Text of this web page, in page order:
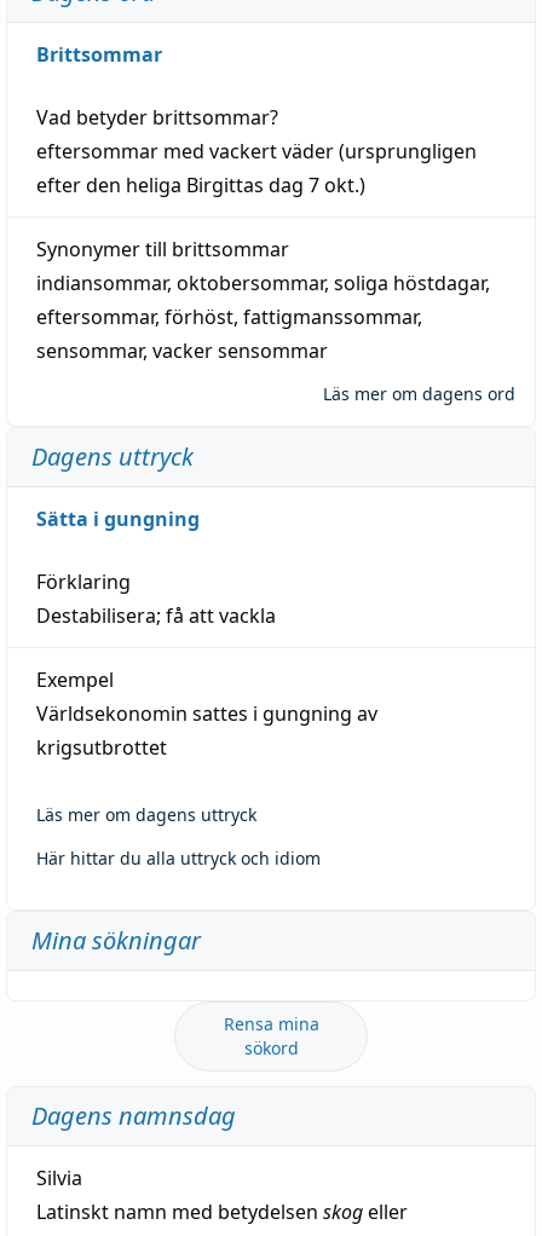
Brittsommar
Vad betyder brittsommar?
eftersommar med vackertväder(ursprungligen
efter den heliga Birgittas dag 7 okt.)
Synonymer till brittsommar
indiansommar, oktobersommar, soliga höstdagar,
eftersommar, förhöst, fattigmanssommar,
sensommar, vacker sensommar
Läs mer om dagens ord
Dagens uttryck
Sätta i gungning
Förklaring
Destabilisera; få att vackla
Exempel
Världsekonomin sattes i gungning av
krigsutbrottet
Läs mer om dagens uttryck
Här hittar du alla uttryck och idiom
Mina sökningar
Rensa mina
sökord
Dagens namnsdag
Silvia
Latinskt namn med betydelsen skogeller